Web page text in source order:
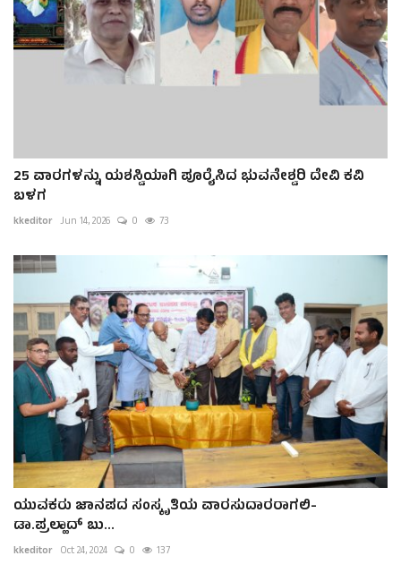
25 ವಾರಗಳನ್ನು ಯಶಸ್ವಿಯಾಗಿ ಪೂರೈಸಿದ ಭುವನೇಶ್ವರಿ ದೇವಿ ಕವಿ
ಬಳಗ
kkeditor Jun 14, 2026 0 73
ಯುವಕರು ಜಾನಪದ ಸಂಸ್ಕೃತಿಯ ವಾರಸುದಾರರಾಗಲಿ-
ಡಾ.ಪ್ರಲ್ಹಾದ್‌ ಬು...
kkeditor Oct 24, 2024 0 137